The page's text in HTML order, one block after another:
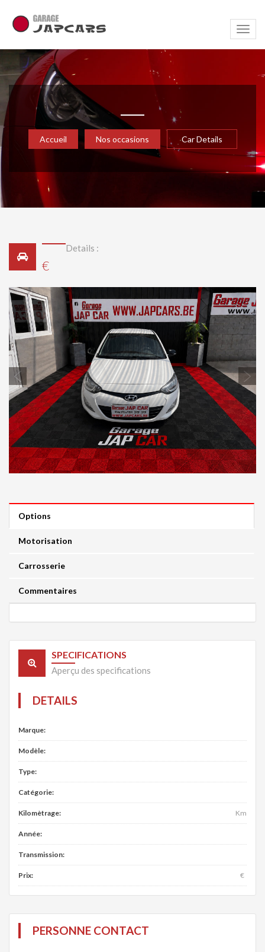
Accueil Nos occasions Car Details
Details :
€
Previous Next
Options
Motorisation
Carrosserie
Commentaires
SPECIFICATIONS
Aperçu des specifications
DETAILS
Marque:
Modèle:
Type:
Catégorie:
Kilomètrage: Km
Année:
Transmission:
Prix: €
PERSONNE CONTACT